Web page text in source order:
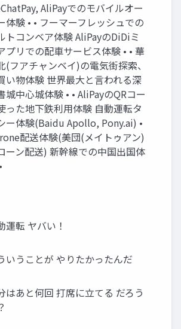
AliPayでのモバイルオー
体験 • • フーマーフレッシュでの
トコンベア体験 AliPayのDiDiミ
プリでの配車サービス体験 • • 華
(フアチャンベイ)の電気街探索、
い物体験 世界最大と言われる深
城中心城体験 • • AliPayのQRコー
った地下鉄利用体験 自動運転タ
ー体験(Baidu Apollo, Pony.ai) •
配送体験(美団(メイトゥアン)
ーン配送) 新幹線での中国出国体
運転 ヤバい！
いうことが やりたかったんだ
はあと何回 打席に立てる だろう